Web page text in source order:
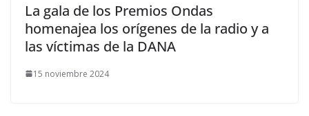
La gala de los Premios Ondas
homenajea los orígenes de la radio y a
las víctimas de la DANA
15 noviembre 2024